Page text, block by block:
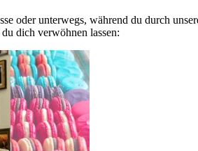
oder unterwegs, während du durch
dich verwöhnen lassen: